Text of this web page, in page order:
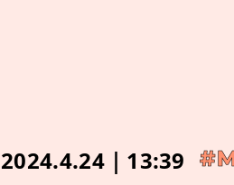
2024.4.24｜13:39